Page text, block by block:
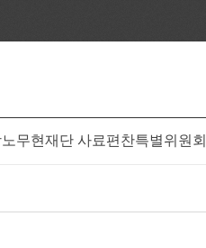
무현재단 사료편찬특별위원회